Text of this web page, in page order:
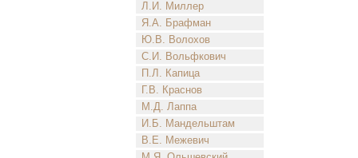
Л.И. Миллер
Я.А. Брафман
Ю.В. Волохов
С.И. Вольфкович
П.Л. Капица
Г.В. Краснов
М.Д. Лаппа
И.Б. Мандельштам
В.Е. Межевич